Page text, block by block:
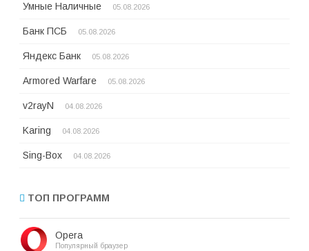
Умные Наличные 05.08.2026
Банк ПСБ 05.08.2026
Яндекс Банк 05.08.2026
Armored Warfare 05.08.2026
v2rayN 04.08.2026
Karing 04.08.2026
Sing-Box 04.08.2026
ТОП ПРОГРАММ
Opera
Популярный браузер